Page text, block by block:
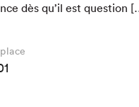
dès qu’il est question